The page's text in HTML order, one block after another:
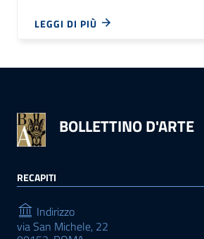
LEGGI DI PIÙ
BOLLETTINO D'ARTE
RECAPITI
Indirizzo
via San Michele, 22